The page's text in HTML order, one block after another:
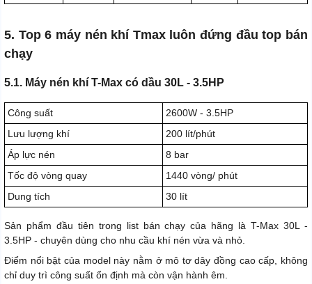
5. Top 6 máy nén khí Tmax luôn đứng đầu top bán
chạy
5.1. Máy nén khí T-Max có dầu 30L - 3.5HP
Công suất
2600W - 3.5HP
Lưu lượng khí
200 lít/phút
Áp lực nén
8 bar
Tốc độ vòng quay
1440 vòng/ phút
Dung tích
30 lít
Sản phẩm đầu tiên trong list bán chạy của hãng là T-Max 30L -
3.5HP - chuyên dùng cho nhu cầu khí nén vừa và nhỏ.
Điểm nổi bật của model này nằm ở mô tơ dây đồng cao cấp, không
chỉ duy trì công suất ổn định mà còn vận hành êm.